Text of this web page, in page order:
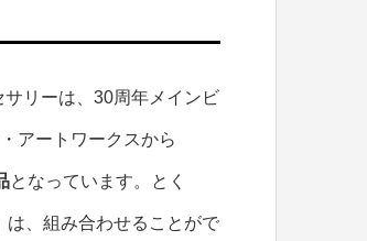
リーは、30周年メインビ
アートワークスから
となっています。とく
、組み合わせることがで